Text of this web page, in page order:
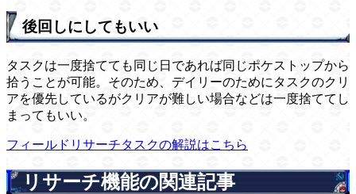
後回しにしてもいい
タスクは一度捨てても同じ日であれば同じポケストップから
拾うことが可能。そのため、デイリーのためにタスクのクリ
アを優先しているがクリアが難しい場合などは一度捨ててし
まってもいい。
フィールドリサーチタスクの解説はこちら
リサーチ機能の関連記事